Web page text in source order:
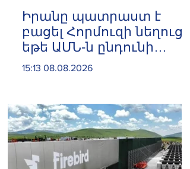
Իրանը պատրաստ է
բացել Հորմուզի նեղուցը,
եթե ԱՄՆ-ն ընդունի
հանրապետության
15:13 08.08.2026